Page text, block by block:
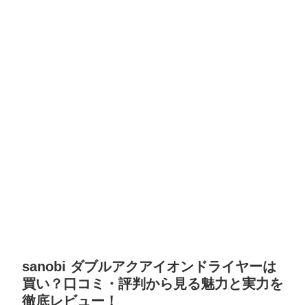
sanobi ダブルアクアイオンドライヤーは
買い？口コミ・評判から見る魅力と実力を
徹底レビュー！